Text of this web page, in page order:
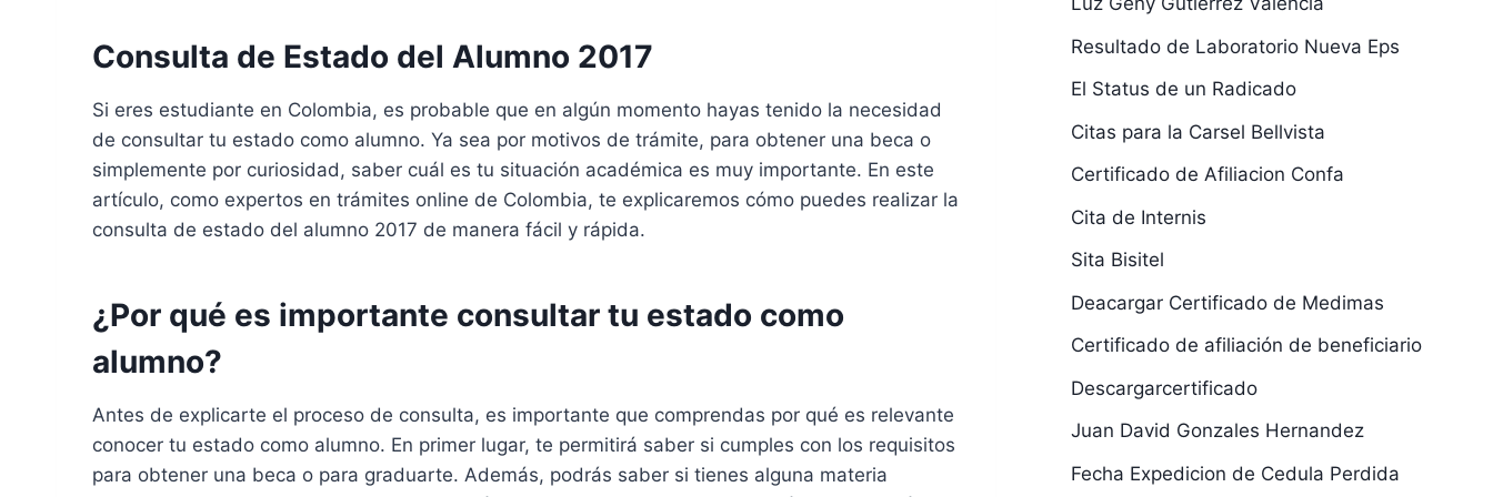
Consulta de Estado del Alumno 2017
Si eres estudiante en Colombia, es probable que en algún momento hayas tenido la necesidad
de consultar tu estado como alumno. Ya sea por motivos de trámite, para obtener una beca o
simplemente por curiosidad, saber cuál es tu situación académica es muy importante. En este
artículo, como expertos en trámites online de Colombia, te explicaremos cómo puedes realizar la
consulta de estado del alumno 2017 de manera fácil y rápida.
¿Por qué es importante consultar tu estado como
alumno?
Antes de explicarte el proceso de consulta, es importante que comprendas por qué es relevante
conocer tu estado como alumno. En primer lugar, te permitirá saber si cumples con los requisitos
para obtener una beca o para graduarte. Además, podrás saber si tienes alguna materia
Resultado de Laboratorio Nueva Eps
El Status de un Radicado
Citas para la Carsel Bellvista
Certificado de Afiliacion Confa
Cita de Internis
Sita Bisitel
Deacargar Certificado de Medimas
Certificado de afiliación de beneficiario
Descargarcertificado
Juan David Gonzales Hernandez
Fecha Expedicion de Cedula Perdida